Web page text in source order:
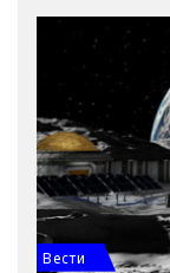
ги губат
Вести